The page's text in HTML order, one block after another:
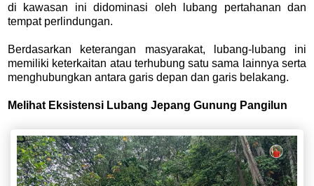
di kawasan ini didominasi oleh lubang pertahanan dan
tempat perlindungan.
Berdasarkan keterangan masyarakat, lubang-lubang ini
memiliki keterkaitan atau terhubung satu sama lainnya serta
menghubungkan antara garis depan dan garis belakang.
Melihat Eksistensi Lubang Jepang Gunung Pangilun